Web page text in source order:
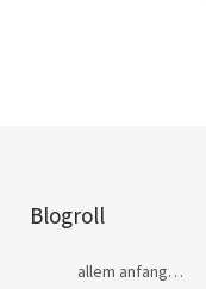
Blogroll
allem anfang…